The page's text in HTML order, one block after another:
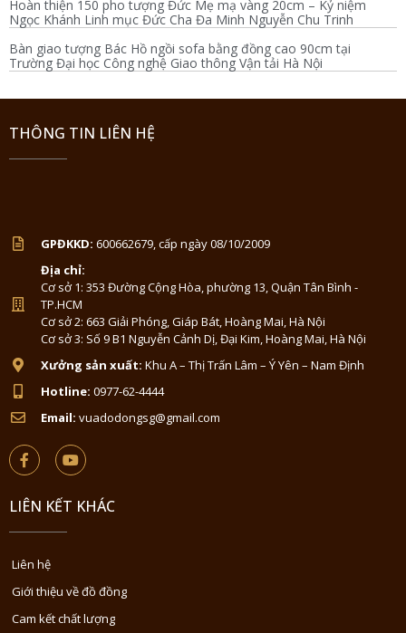
Hoàn thiện 150 pho tượng Đức Mẹ mạ vàng 20cm – Kỷ niệm
Ngọc Khánh Linh mục Đức Cha Đa Minh Nguyễn Chu Trinh
Bàn giao tượng Bác Hồ ngồi sofa bằng đồng cao 90cm tại
Trường Đại học Công nghệ Giao thông Vận tải Hà Nội
THÔNG TIN LIÊN HỆ
GPĐKKD: 600662679, cấp ngày 08/10/2009
Địa chỉ:
Cơ sở 1: 353 Đường Cộng Hòa, phường 13, Quận Tân Bình -
TP.HCM
Cơ sở 2: 663 Giải Phóng, Giáp Bát, Hoàng Mai, Hà Nội
Cơ sở 3: Số 9 B1 Nguyễn Cảnh Dị, Đại Kim, Hoàng Mai, Hà Nội
Xưởng sản xuất: Khu A – Thị Trấn Lâm – Ý Yên – Nam Định
Hotline: 0977-62-4444
Email: vuadodongsg@gmail.com
LIÊN KẾT KHÁC
Liên hệ
Giới thiệu về đồ đồng
Cam kết chất lượng